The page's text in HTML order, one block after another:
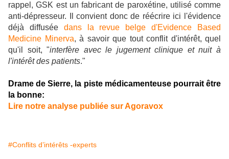
rappel, GSK est un fabricant de paroxétine, utilisé comme
anti-dépresseur. Il convient donc de réécrire ici l'évidence
déjà diffusée dans la revue belge d'Evidence Based
Medicine Minerva, à savoir que tout conflit d'intérêt, quel
qu'il soit, "interfère avec le jugement clinique et nuit à
l'intérêt des patients."
Drame de Sierre, la piste médicamenteuse pourrait être
la bonne:
Lire notre analyse publiée sur Agoravox
#Conflits d’intérêts -experts